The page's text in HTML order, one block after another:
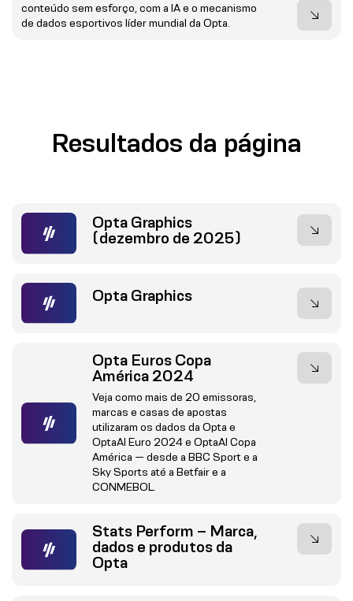
conteúdo sem esforço, com a IA e o mecanismo
de dados esportivos líder mundial da Opta.
Resultados da página
Opta Graphics
(dezembro de 2025)
Opta Graphics
Opta Euros Copa
América 2024
Veja como mais de 20 emissoras,
marcas e casas de apostas
utilizaram os dados da Opta e
OptaAI Euro 2024 e OptaAI Copa
América — desde a BBC Sport e a
Sky Sports até a Betfair e a
CONMEBOL.
Stats Perform – Marca,
dados e produtos da
Opta